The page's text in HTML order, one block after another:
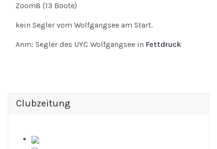
Zoom8 (13 Boote)
kein Segler vom Wolfgangsee am Start.
Anm: Segler des UYC Wolfgangsee in Fettdruck
Clubzeitung